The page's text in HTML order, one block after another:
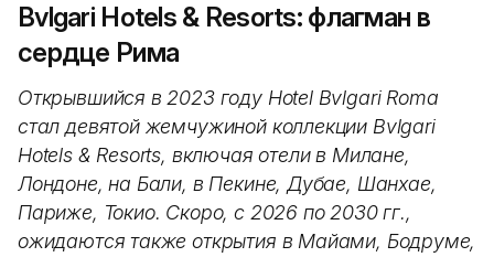
Bvlgari Hotels & Resorts: флагман в
сердце Рима
Открывшийся в 2023 году Hotel Bvlgari Roma
стал девятой жемчужиной коллекции Bvlgari
Hotels & Resorts, включая отели в Милане,
Лондоне, на Бали, в Пекине, Дубае, Шанхае,
Париже, Токио. Скоро, с 2026 по 2030 гг.,
ожидаются также открытия в Майами, Бодруме,